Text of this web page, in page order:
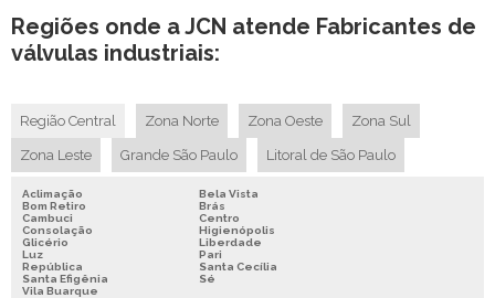
Regiões onde a JCN atende Fabricantes de
válvulas industriais:
Região Central Zona Norte Zona Oeste Zona Sul
Zona Leste Grande São Paulo Litoral de São Paulo
Aclimação
Bela Vista
Bom Retiro
Brás
Cambuci
Centro
Consolação
Higienópolis
Glicério
Liberdade
Luz
Pari
República
Santa Cecília
Santa Efigênia
Sé
Vila Buarque